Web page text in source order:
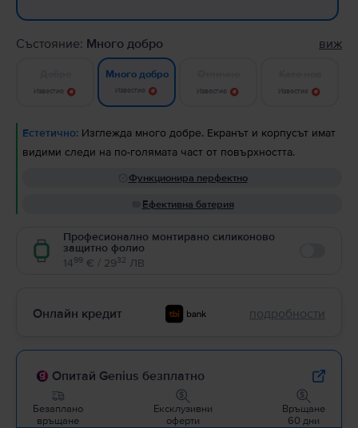
Състояние: Много добро виж
Известие
Много добро
Известие Известие Известие
Естетично: Изглежда много добре. Екранът и корпусът имат
видими следи на по-голямата част от повърхността.
Функционира перфектно
Ефективна батерия
Професионално монтирано силиконово
защитно фолио
1499 € / 2932 ЛВ
Онлайн кредит подробности
Опитай Genius безплатно
Безаплано
връщане
Ексклузивни
оферти
Връщане
60 дни